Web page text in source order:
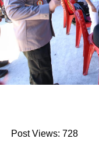
Post Views: 728